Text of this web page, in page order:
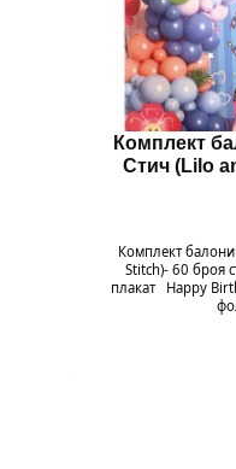
Комплект
Стич (Lilo
Комплект
Stitch)- 60 броя
плакат Happy